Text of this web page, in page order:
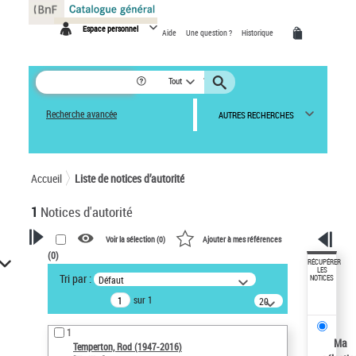
Espace personnel Aide Une question ? Historique
Tout
Recherche avancée AUTRES RECHERCHES
Accueil Liste de notices d’autorité
1 Notices d'autorité
VOTRE RECHERCHE
Recherche avancée dans les
notices d’autorité
Œuvres liées à l'auteur :
Temperton, Rod (1947-2016)
Voir la sélection (0) Ajouter à mes références
(0)
Tri par : Défaut
sur 1
20
résultats/page
1
Temperton, Rod (1947-2016)
RÉCUPÉRER
LES
NOTICES
Ma
Panneau de gestion des cookies